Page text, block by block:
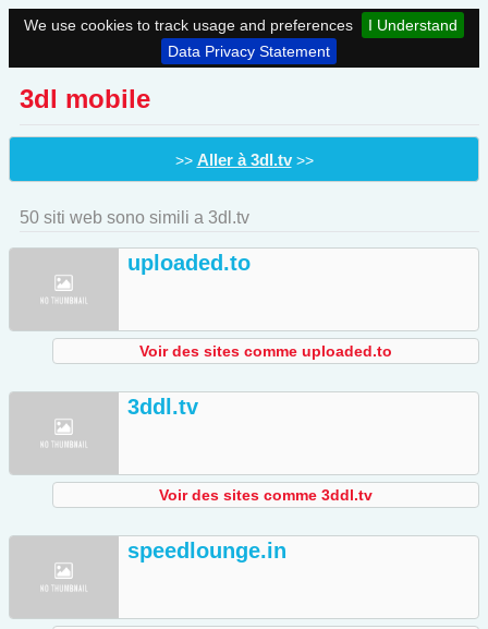
We use cookies to track usage and preferences
I Understand
Data Privacy Statement
3dl mobile
>> Aller à 3dl.tv>>
50 siti web sono simili a 3dl.tv
uploaded.to
Voir des sites comme uploaded.to
3ddl.tv
Voir des sites comme 3ddl.tv
speedlounge.in